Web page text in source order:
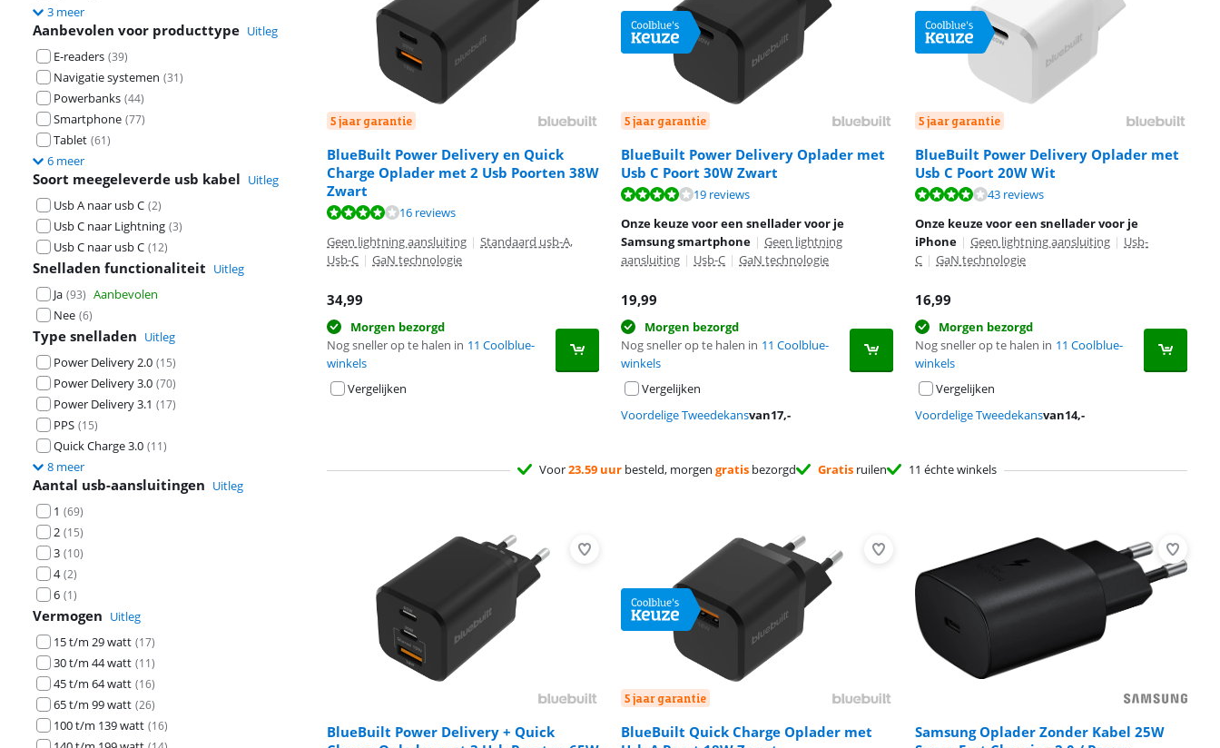
3 meer
Aanbevolen voor producttype Uitleg
E-readers (39)
Navigatie systemen (31)
Powerbanks (44)
Smartphone (77)
Tablet (61)
6 meer
Soort meegeleverde usb kabel Uitleg
Usb A naar usb C (2)
Usb C naar Lightning (3)
Usb C naar usb C (12)
Snelladen functionaliteit Uitleg
Ja (93) Aanbevolen
Nee (6)
Type snelladen Uitleg
Power Delivery 2.0 (15)
Power Delivery 3.0 (70)
Power Delivery 3.1 (17)
PPS (15)
Quick Charge 3.0 (11)
8 meer
Aantal usb-aansluitingen Uitleg
1 (69)
2 (15)
3 (10)
4 (2)
6 (1)
Vermogen Uitleg
15 t/m 29 watt (17)
30 t/m 44 watt (11)
45 t/m 64 watt (16)
65 t/m 99 watt (26)
100 t/m 139 watt (16)
5 jaar garantie
BlueBuilt Power Delivery en Quick
Charge Oplader met 2 Usb Poorten 38W
Zwart
Beoordeling is 8,3 van de 10, gebaseerd op 16 reviews.
16 reviews
Geen lightning aansluiting | Standaard usb-A,
Usb-C | GaN technologie
34,99
Morgen bezorgd
Nog sneller op te halen in 11 Coolblue-
winkels
Vergelijken
5 jaar garantie
BlueBuilt Power Delivery Oplader met
Usb C Poort 30W Zwart
Beoordeling is 8,2 van de 10, gebaseerd op 19 reviews.
19 reviews
Onze keuze voor een snellader voor je
Samsung smartphone | Geen lightning
aansluiting | Usb-C | GaN technologie
19,99
Morgen bezorgd
Nog sneller op te halen in 11 Coolblue-
winkels
Vergelijken
Voordelige Tweedekansvan17,-
5 jaar garantie
BlueBuilt Power Delivery Oplader met
Usb C Poort 20W Wit
Beoordeling is 7,5 van de 10, gebaseerd op 43 reviews.
43 reviews
Onze keuze voor een snellader voor je
iPhone | Geen lightning aansluiting | Usb-
C | GaN technologie
16,99
Morgen bezorgd
Nog sneller op te halen in 11 Coolblue-
winkels
Vergelijken
Voordelige Tweedekansvan14,-
Voor23.59 uur besteld, morgen gratis bezorgd Gratis ruilen 11 échte winkels
BlueBuilt Power Delivery + Quick
5 jaar garantie
BlueBuilt Quick Charge Oplader met
Samsung Oplader Zonder Kabel 25W